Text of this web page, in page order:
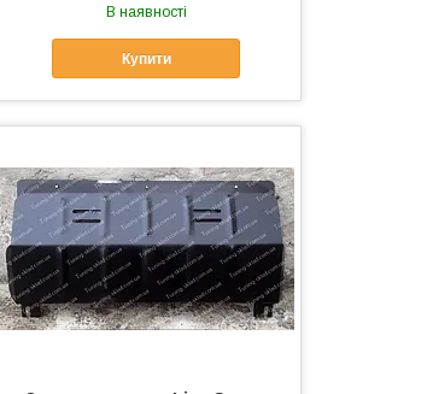
В наявності
Купити